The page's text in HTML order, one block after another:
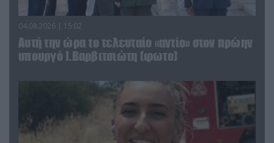
04.08.2026 | 15:02
Αυτή την ώρα το τελευταίο «αντίο» στον πρώην
υπουργό Ι.Βαρβιτσιώτη (φωτο)